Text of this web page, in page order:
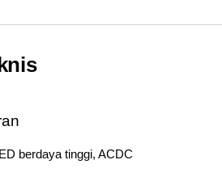
berdaya tinggi, ACDC